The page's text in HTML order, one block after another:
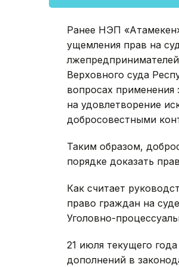
Ранее НЭП
ущемления прав на
Верховного суда
вопросах применения
на удовлетворение
добросовестными
Таким образом,
порядке доказать
Как считает
право граждан на
Уголовно-
21 июля текущего
дополнений в